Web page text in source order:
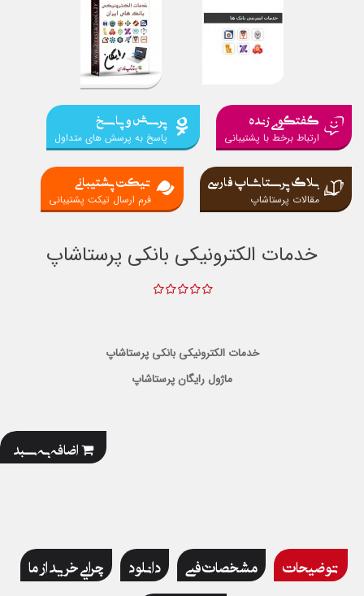
گفتگوی زنده
ارتباط برخط با پشتیبانی
پرسش و پاسخ
پاسخ به پرسش های متداول
بلاگ پرستاشاپ فارسی
مقالات پرستاشاپ
تیکت پشتیبانی
فرم ارسال تیکت پشتیبانی
خدمات الکترونیکی بانکی پرستاشاپ
خدمات الکترونیکی بانکی پرستاشاپ
ماژول رایگان پرستاشاپ
اضافه به سبد
توضیحات مشخصات فنی دانلود
چرایی خرید از ما